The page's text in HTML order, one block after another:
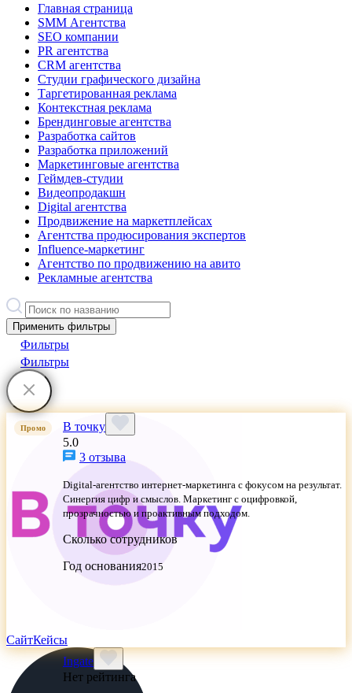
Главная страница
SMM Агентства
SEO компании
PR агентства
CRM агентства
Студии графического дизайна
Таргетированная реклама
Контекстная реклама
Брендинговые агентства
Разработка сайтов
Разработка приложений
Маркетинговые агентства
Геймдев-студии
Видеопродакшн
Digital агентства
Продвижение на маркетплейсах
Агентства продюсирования экспертов
Influence-маркетинг
Агентство по продвижению на авито
Рекламные агентства
Применить фильтры
Фильтры
Фильтры
Промо
В точку
5.0
3 отзыва
Digital-агентство интернет-маркетинга с фокусом на результат.
Синергия цифр и смыслов. Маркетинг с оцифровкой,
прозрачностью и проактивным подходом.
Сколько сотрудников
Год основания2015
СайтКейсы
Ingate
Нет рейтинга